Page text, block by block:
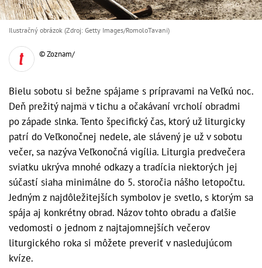
Ilustračný obrázok (Zdroj: Getty Images/RomoloTavani)
© Zoznam/
Bielu sobotu si bežne spájame s prípravami na Veľkú noc.
Deň prežitý najmä v tichu a očakávaní vrcholí obradmi
po západe slnka. Tento špecifický čas, ktorý už liturgicky
patrí do Veľkonočnej nedele, ale slávený je už v sobotu
večer, sa nazýva Veľkonočná vigília. Liturgia predvečera
sviatku ukrýva mnohé odkazy a tradícia niektorých jej
súčastí siaha minimálne do 5. storočia nášho letopočtu.
Jedným z najdôležitejších symbolov je svetlo, s ktorým sa
spája aj konkrétny obrad. Názov tohto obradu a ďalšie
vedomosti o jednom z najtajomnejších večerov
liturgického roka si môžete preveriť v nasledujúcom
kvíze.